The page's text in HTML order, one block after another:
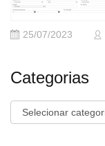
25/07/2023
Categorias
Categorias